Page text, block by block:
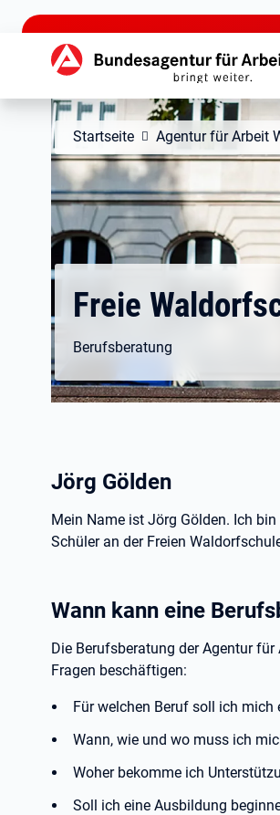
zu den Hauptinhalten springen
Hauptnavigation
Startseite Agentur für Arbeit
Freie
Berufsberatung
Jörg Gölden
Mein Name ist Jörg Gölden. Ich
Schüler an der Freien
Wann kann eine
Die Berufsberatung der Agentur
Fragen beschäftigen:
Für welchen Beruf soll ich mich
Wann, wie und wo muss ich
Woher bekomme ich
Soll ich eine Ausbildung